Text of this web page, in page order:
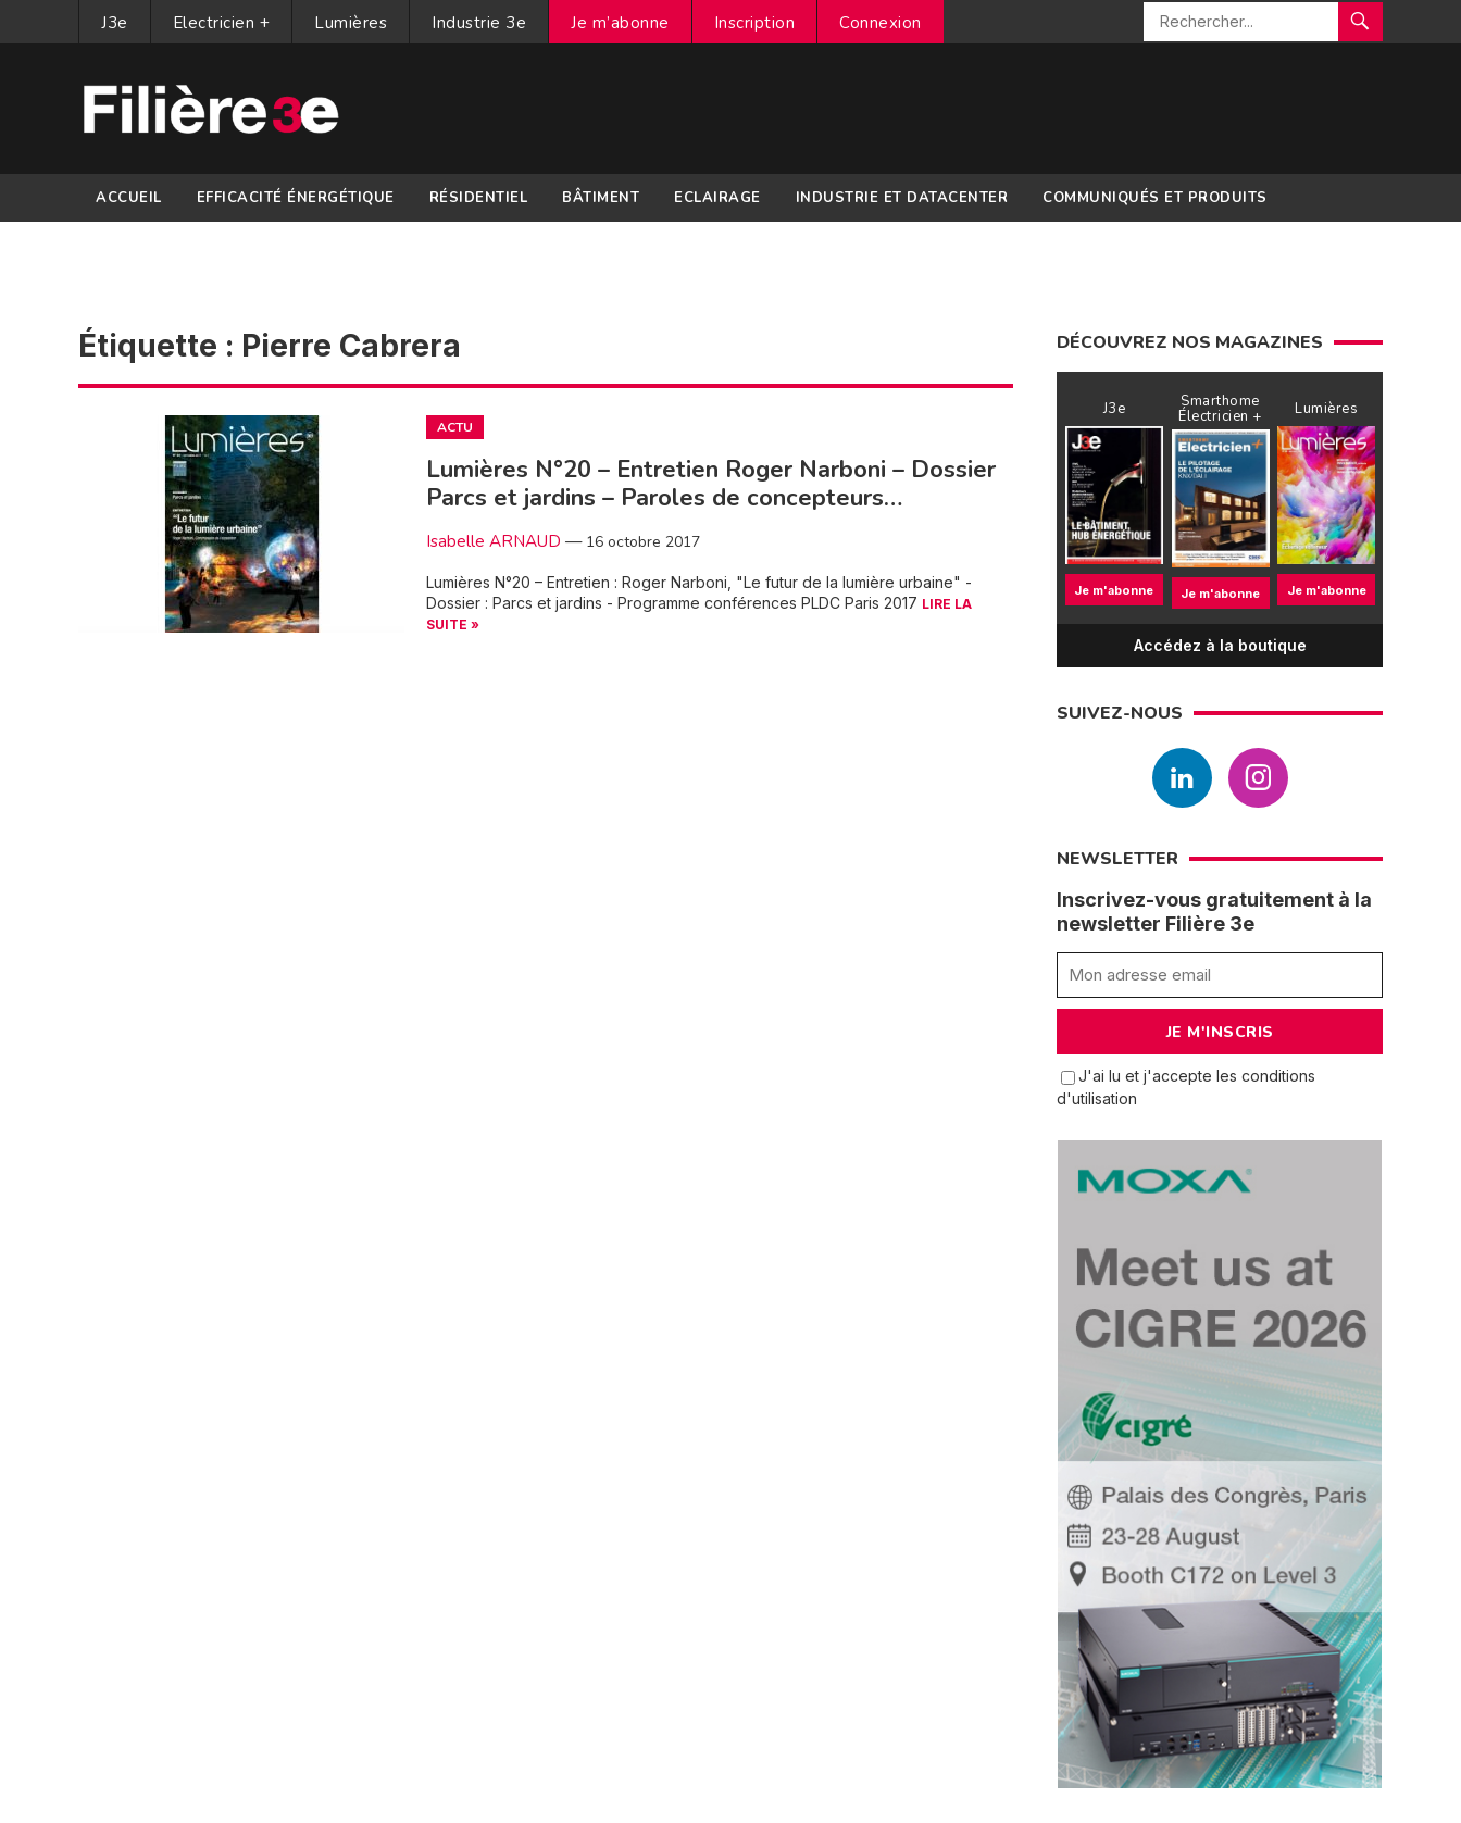
J3e Electricien + Lumières Industrie 3e Je m’abonne Inscription Connexion
ACCUEIL EFFICACITÉ ÉNERGÉTIQUE RÉSIDENTIEL BÂTIMENT ECLAIRAGE INDUSTRIE ET DATACENTER COMMUNIQUÉS ET PRODUITS
Étiquette : Pierre Cabrera
ACTU
Lumières N°20 – Entretien Roger Narboni – Dossier
Parcs et jardins – Paroles de concepteurs…
Isabelle ARNAUD — 16 octobre 2017
Lumières N°20 – Entretien : Roger Narboni, "Le futur de la lumière urbaine" -
Dossier : Parcs et jardins - Programme conférences PLDC Paris 2017 LIRE LA
SUITE »
DÉCOUVREZ NOS MAGAZINES
J3e
Je m'abonne
Smarthome
Électricien +
Je m'abonne
Lumières
Je m'abonne
Accédez à la boutique
SUIVEZ-NOUS
NEWSLETTER
Inscrivez-vous gratuitement à la
newsletter Filière 3e
J'ai lu et j'accepte les conditions
d'utilisation